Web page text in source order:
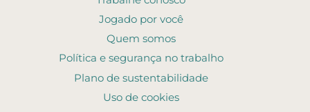
Jogado por você
Quem somos
Política e segurança no trabalho
Plano de sustentabilidade
Uso de cookies